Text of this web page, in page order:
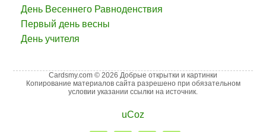
День Весеннего Равноденствия
Первый день весны
День учителя
Cardsmy.com © 2026 Добрые открытки и картинки
Копирование материалов сайта разрешено при обязательном
условии указании ссылки на источник.
uCoz